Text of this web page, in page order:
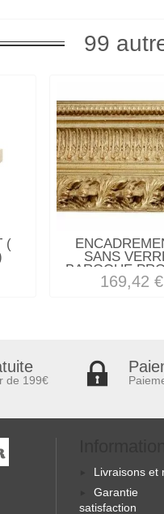
99
(
SANS
BAROQUE
169,42 €
de 199€
Livraisons et
Garantie
satisfaction